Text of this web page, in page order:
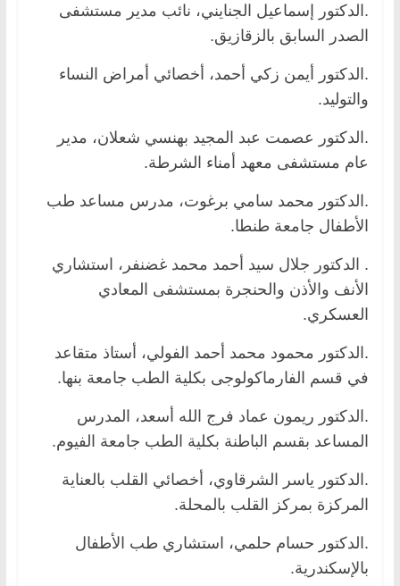
.الدكتور إسماعيل الجنايني، نائب مدير مستشفى
الصدر السابق بالزقازيق.
.الدكتور أيمن زكي أحمد، أخصائي أمراض النساء
والتوليد.
.الدكتور عصمت عبد المجيد بهنسي شعلان، مدير
عام مستشفى معهد أمناء الشرطة.
.الدكتور محمد سامي برغوت، مدرس مساعد طب
الأطفال جامعة طنطا.
. الدكتور جلال سيد أحمد محمد غضنفر، استشاري
الأنف والأذن والحنجرة بمستشفى المعادي
العسكري.
.الدكتور محمود محمد أحمد الفولي، أستاذ متقاعد
في قسم الفارماكولوجى بكلية الطب جامعة بنها.
.الدكتور ريمون عماد فرج الله أسعد، المدرس
المساعد بقسم الباطنة بكلية الطب جامعة الفيوم.
.الدكتور ياسر الشرقاوي، أخصائي القلب بالعناية
المركزة بمركز القلب بالمحلة.
.الدكتور حسام حلمي، استشاري طب الأطفال
بالإسكندرية.